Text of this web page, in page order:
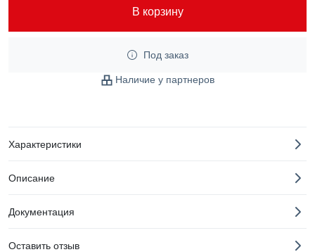
В корзину
Под заказ
Наличие у партнеров
Характеристики
Описание
Документация
Оставить отзыв